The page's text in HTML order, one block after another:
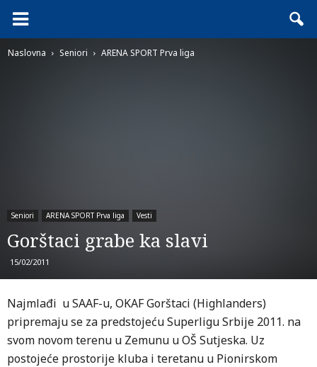
Naslovna Seniori ARENA SPORT Prva liga
Seniori ARENA SPORT Prva liga Vesti
Gorštaci grabe ka slavi
15/02/2011
Najmlađi u SAAF-u, OKAF Gorštaci (Highlanders)
pripremaju se za predstojeću Superligu Srbije 2011. na
svom novom terenu u Zemunu u OŠ Sutjeska. Uz
postojeće prostorije kluba i teretanu u Pionirskom